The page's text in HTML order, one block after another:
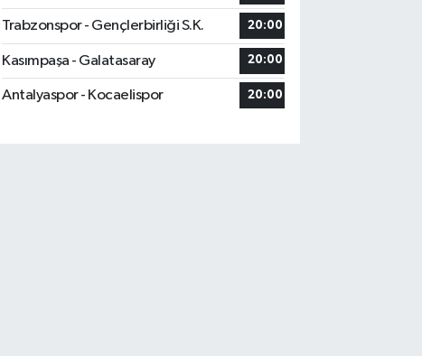
Trabzonspor - Gençlerbirliği S.K. 20:00
Kasımpaşa - Galatasaray 20:00
Antalyaspor - Kocaelispor 20:00